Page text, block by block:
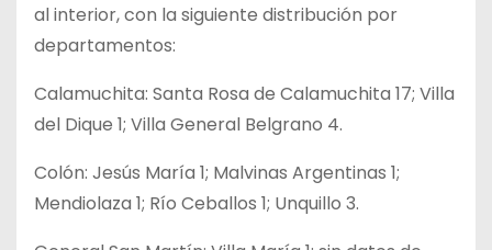
al interior, con la siguiente distribución por
departamentos:
Calamuchita: Santa Rosa de Calamuchita 17; Villa
del Dique 1; Villa General Belgrano 4.
Colón: Jesús María 1; Malvinas Argentinas 1;
Mendiolaza 1; Río Ceballos 1; Unquillo 3.